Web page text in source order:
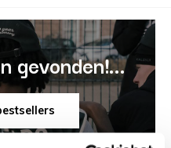
gevonden!...